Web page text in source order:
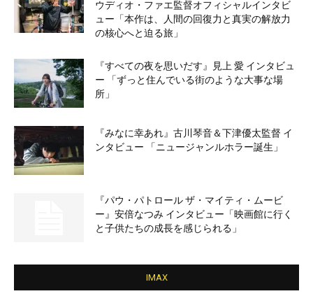
ウディオ・ファエ監督オフィシャルインタビ
ュー「本作は、人間の回復力と真実の解放力
の核心へと迫る旅」
『すべての夜を思いだす』見上 愛 インタビュ
ー 「ずっと住んでいる街のような大事な場
所」
『みなに幸あれ』古川琴音＆下津優太監督 イ
ンタビュー 「ニュージャンルホラー誕生」
『パウ・パトロール ザ・マイティ・ムービ
ー』安倍なつみ インタビュー「映画館に行く
と子供たちの成長を感じられる」
IMAX